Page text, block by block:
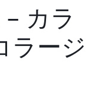
カラ
ラージ